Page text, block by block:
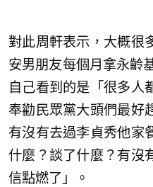
對此周軒表示，大概很
安男朋友每個月拿永齡
自己看到的是「很多人
奉勸民眾黨大頭們最好
有沒有去過李貞秀他家
什麼？談了什麼？有沒
信點燃了」。